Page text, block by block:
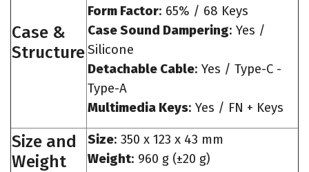
Case &
Structure
Form Factor: 65% / 68 Keys
Case Sound Dampering: Yes /
Silicone
Detachable Cable: Yes / Type-C -
Type-A
Multimedia Keys: Yes / FN + Keys
Size and
Weight
Size: 350 x 123 x 43 mm
Weight: 960 g (±20 g)